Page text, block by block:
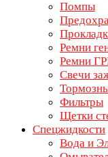
Помпы
Ремни
Ремни
Свечи
Фильтры
Щетки
Спецжидкости
Вода и